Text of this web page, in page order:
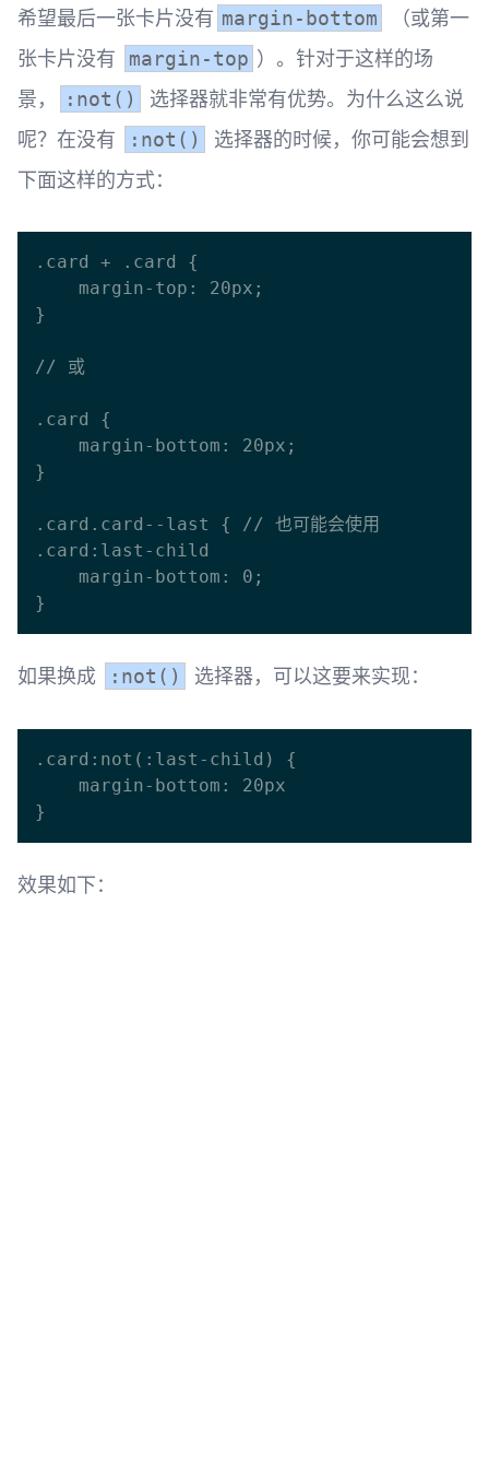
希望最后一张卡片没有 margin-bottom
（或第一
张卡片没有
margin-top ）。针对于这样的场
景，
:not()
选择器就非常有优势。为什么这么说
呢？ ​ 在没有
:not()
选择器的时候，你可能会想到
下面这样的方式：
.card + .card {
}
// 或
.card {
}
.card.card--last { // 也可能会使用
.card:last-child
如果换成 :not() 选择器，可以这要来实现：
.card:not(:last-child) {
效果如下：